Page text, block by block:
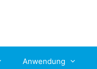
Anwendung